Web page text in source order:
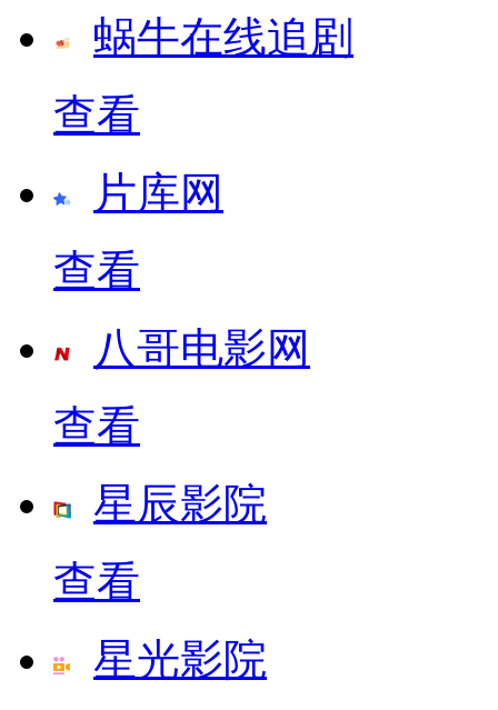
蜗牛在线追剧
查看
片库网
查看
八哥电影网
查看
星辰影院
查看
星光影院